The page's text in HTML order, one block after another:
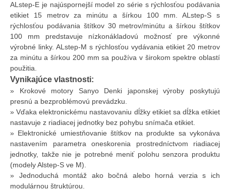
ALstep-E je najúspornejší model zo série s rýchlosťou podávania
etikiet 15 metrov za minútu a šírkou 100 mm. ALstep-S s
rýchlosťou podávania štítkov 30 metrov/minútu a šírkou štítkov
100 mm predstavuje nízkonákladovú možnosť pre výkonné
výrobné linky. ALstep-M s rýchlosťou vydávania etikiet 20 metrov
za minútu a šírkou 200 mm sa používa v širokom spektre oblastí
použitia.
Vynikajúce vlastnosti:
» Krokové motory Sanyo Denki japonskej výroby poskytujú
presnú a bezproblémovú prevádzku.
» Vďaka elektronickému nastavovaniu dĺžky etikiet sa dĺžka etikiet
nastavuje z riadiacej jednotky bez pohybu snímača etikiet.
» Elektronické umiestňovanie štítkov na produkte sa vykonáva
nastavením parametra oneskorenia prostredníctvom riadiacej
jednotky, takže nie je potrebné meniť polohu senzora produktu
(modely Alstep-S ve M).
» Jednoduchá montáž ako bočná alebo horná verzia s ich
modulárnou štruktúrou.